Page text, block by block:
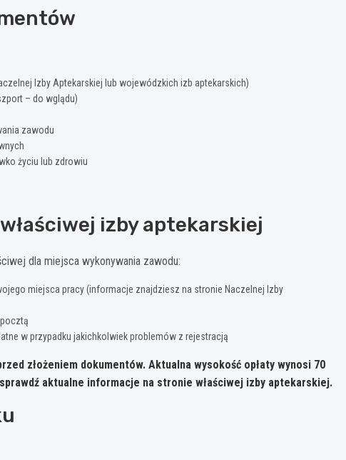
Izby Aptekarskiej lub wojewódzkich izb aptekarskich)
– do wglądu)
zawodu
życiu lub zdrowiu
izby aptekarskiej
dla miejsca wykonywania zawodu:
miejsca pracy (informacje znajdziesz na stronie Naczelnej Izby
w przypadku jakichkolwiek problemów z rejestracją
złożeniem dokumentów. Aktualna wysokość opłaty wynosi 70
aktualne informacje na stronie właściwej izby aptekarskiej.